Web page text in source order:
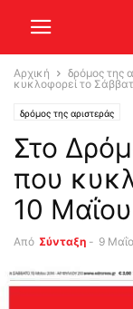
Αρχική δρόμος της
κυκλοφορεί το
δρόμος της αριστεράς
Στο
που
10
Από Σύνταξη - 9